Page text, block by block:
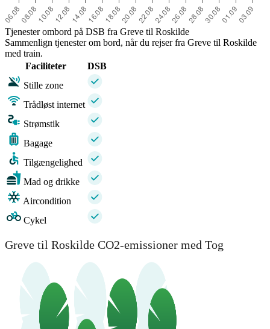
Tjenester ombord på DSB fra Greve til Roskilde
Sammenlign tjenester om bord, når du rejser fra Greve til Roskilde
med train.
Faciliteter
DSB
Stille zone
Trådløst internet
Strømstik
Bagage
Tilgængelighed
Mad og drikke
Aircondition
Cykel
Greve til Roskilde CO2-emissioner med Tog